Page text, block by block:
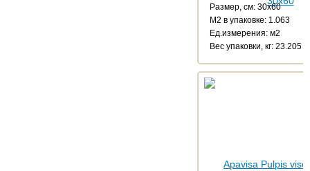
Размер, см: 30x60
М2 в упаковке: 1.063
Ед.измерения: м2
Веc упаковки, кг: 23.205